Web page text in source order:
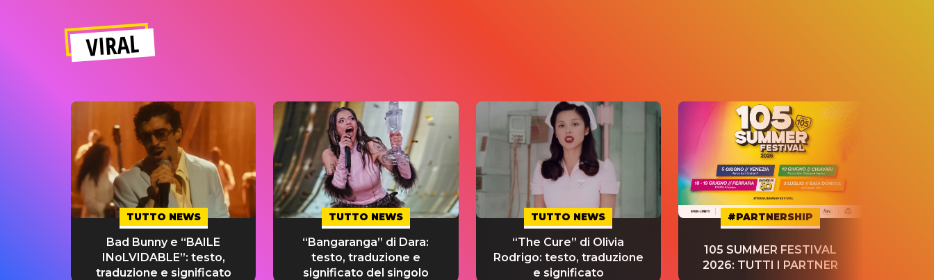
VIRAL
TUTTO NEWS
Bad Bunny e “BAILE
INoLVIDABLE”: testo,
traduzione e significato
TUTTO NEWS
“Bangaranga” di Dara:
testo, traduzione e
significato del singolo
TUTTO NEWS
“The Cure” di Olivia
Rodrigo: testo, traduzione
e significato
#PARTNERSHIP
105 SUMMER FESTIVAL
2026: TUTTI I PARTNER